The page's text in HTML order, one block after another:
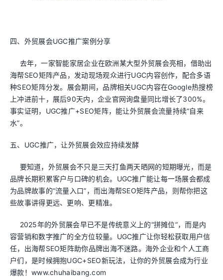
四、外贸展会UGC推广案例分享
去年，一家智能家居企业在欧洲某大型外贸展会亮相，借助出
海帮SEO矩阵产品，发动现场观众进行UGC内容创作，配合多语
种SEO矩阵分发。展会期间，品牌相关UGC内容在Google热搜榜
上冲进前十，展后90天内，企业官网询盘量同比增长了300%。
事实证明，UGC推广+SEO矩阵，能让外贸展会流量持续“自来
水”。
五、UGC推广，让外贸展会效应持续发酵
要知道，外贸展会不只是三天打鱼两天晒网的短期曝光，而是
品牌长期积累客户与口碑的机会。UGC推广能让每一场展会都成
为品牌故事的“流量入口”，而出海帮SEO矩阵产品，则帮你把这
些故事讲得更远、更响、更精准。
2025年的外贸展会早已不是传统意义上的“拼摊位”，而是内
容营销和数字推广的全方位较量。UGC推广让你轻松获取用户信
任，出海帮SEO矩阵助你品牌出海不迷路。海外企业和个人工商
户们，是时候拥抱UGC+SEO新玩法，让你的外贸展会成为行业
爆款！www.chuhaibang.com